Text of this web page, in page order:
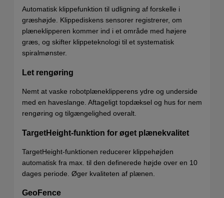
Automatisk klippefunktion til udligning af forskelle i
græshøjde. Klippediskens sensorer registrerer, om
plæneklipperen kommer ind i et område med højere
græs, og skifter klippeteknologi til et systematisk
spiralmønster.
Let rengøring
Nemt at vaske robotplæneklipperens ydre og underside
med en haveslange. Aftageligt topdæksel og hus for nem
rengøring og tilgængelighed overalt.
TargetHeight-funktion for øget plænekvalitet
TargetHeight-funktionen reducerer klippehøjden
automatisk fra max. til den definerede højde over en 10
dages periode. Øger kvaliteten af plænen.
GeoFence